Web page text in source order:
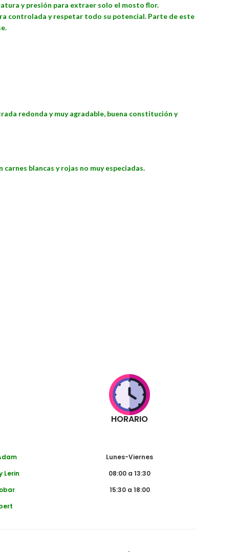
y presión para extraer solo el mosto flor.
controlada y respetar todo su potencial. Parte de este
redonda y muy agradable, buena constitución y
blancas y rojas no muy especiadas.
Lerin
HORARIO
Lunes-Viernes
08:00 a 13:30
15:30 a 18:00